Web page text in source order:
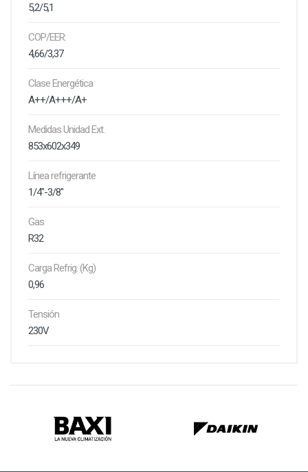
5,2/5,1
COP/EER:
4,66/3,37
Clase Energética
A++/A+++/A+
Medidas Unidad Ext.
853x602x349
Línea refrigerante
1/4"-3/8"
Gas
R32
Carga Refrig. (Kg)
0,96
Tensión
230V